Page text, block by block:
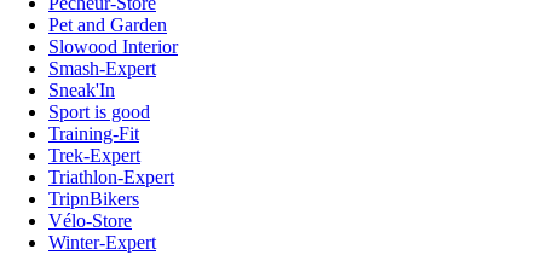
Pet and Garden
Slowood Interior
Smash-Expert
Sneak'In
Sport is good
Training-Fit
Trek-Expert
Triathlon-Expert
TripnBikers
Vélo-Store
Winter-Expert